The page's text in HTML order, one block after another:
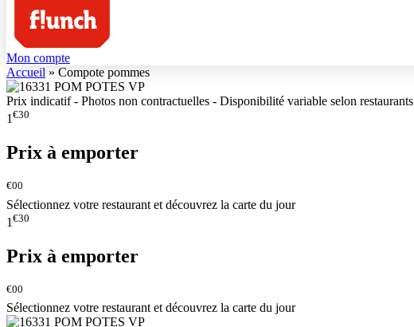
Mon compte
Accueil » Compote pommes
Prix indicatif - Photos non contractuelles - Disponibilité variable selon restaurants
1€30
Prix à emporter
€00
Sélectionnez votre restaurant et découvrez la carte du jour
1 €30
Prix à emporter
€00
Sélectionnez votre restaurant et découvrez la carte du jour